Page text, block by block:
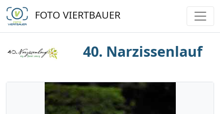
FOTO VIERTBAUER
40. Narzissenlauf